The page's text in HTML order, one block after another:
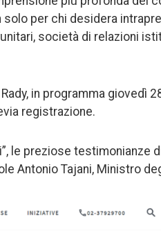
per chi desidera
società di relazioni
in programma giovedì
registrazione.
le preziose testimonianze
Antonio Tajani, Ministro